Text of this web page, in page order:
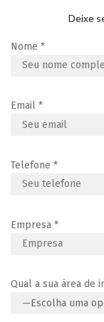
Deixe
Nome *
Email *
Telefone *
Empresa *
Qual a sua área de